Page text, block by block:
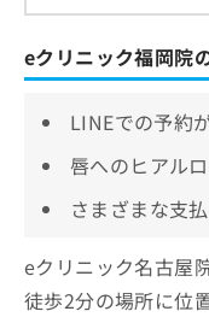
eクリニック福岡院
LINEでの予約
唇へのヒアル
さまざまな支
eクリニック名古屋
徒歩2分の場所に位